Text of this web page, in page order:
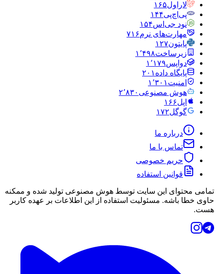
لاراول۱۶۵
پی‌اچ‌پی۱۴۴
نود جی‌اس۱۵۴
مهارت‌های نرم۷۱۶
پایتون۱۲۷
زیرساخت۱٬۴۹۸
دواپس۱٬۱۷۹
پایگاه داده ۲۰۱
امنیت ۱٬۳۰۱
هوش مصنوعی ۲٬۸۳۰
اپل۱۶۶
گوگل۱۷۲
درباره ما
تماس با ما
حریم خصوصی
قوانین استفاده
تمامی محتوای این سایت توسط هوش مصنوعی تولید شده و ممکنه
حاوی خطا باشه. مسئولیت استفاده از این اطلاعات بر عهده کاربر
هست.